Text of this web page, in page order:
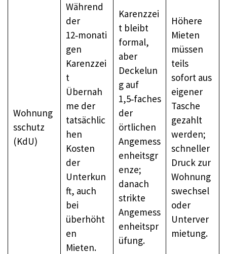
Wohnung
sschutz
(KdU)
Während
der
12‑monati
gen
Karenzzei
t
Übernah
me der
tatsächlic
hen
Kosten
der
Unterkun
ft, auch
bei
überhöht
en
Mieten.
Karenzzei
t bleibt
formal,
aber
Deckelun
g auf
1,5‑faches
der
örtlichen
Angemess
enheitsgr
enze;
danach
strikte
Angemess
enheitspr
üfung.
Höhere
Mieten
müssen
teils
sofort aus
eigener
Tasche
gezahlt
werden;
schneller
Druck zur
Wohnung
swechsel
oder
Unterver
mietung.